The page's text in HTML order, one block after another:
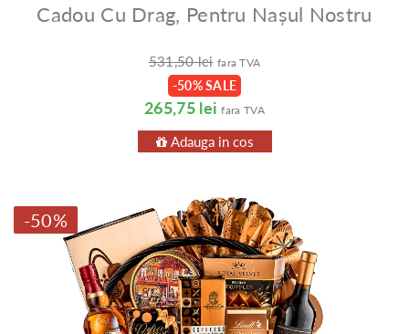
Cadou Cu Drag, Pentru Nașul Nostru
531,50 lei fara TVA
-50% SALE
265,75 lei fara TVA
Adauga in cos
-50%